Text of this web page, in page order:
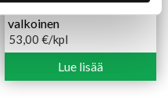
Karmi 92 mm 9X21
valkoinen
53,00 €/kpl
Lue lisää